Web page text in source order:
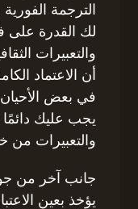
الترجمة
لك القدرة
والتعبيرات
أن الاعتماد
في بعض
يجب عليك دائمًا
والتعبيرات من
جانب آخر من
يؤخذ بعين